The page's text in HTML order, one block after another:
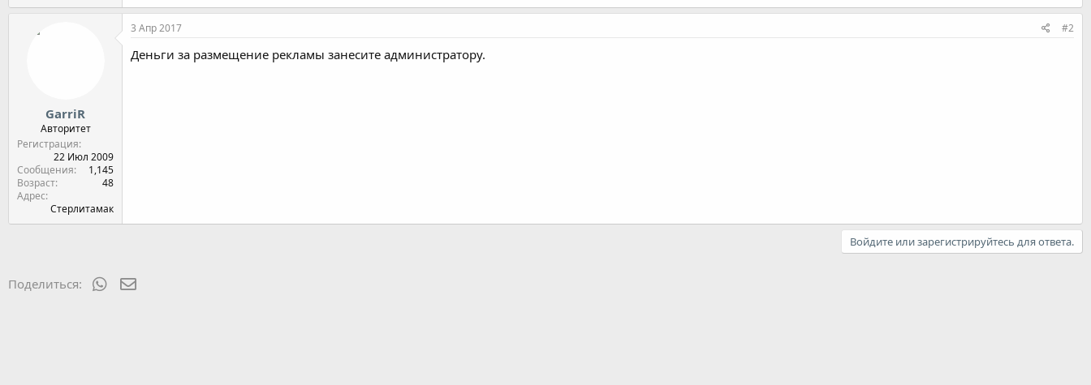
GarriR
Авторитет
Регистрация
22 Июл 2009
Сообщения
1,145
Возраст
48
Адрес
Стерлитамак
3 Апр 2017 #2
Деньги за размещение рекламы занесите администратору.
Войдите или зарегистрируйтесь для ответа.
Поделиться: WhatsApp